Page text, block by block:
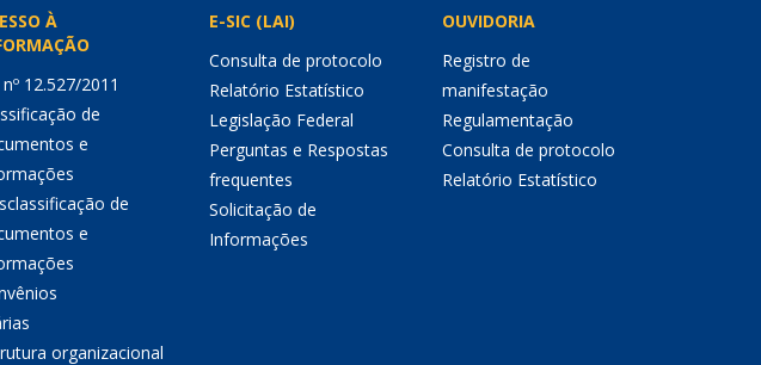
À
12.527/2011
de
e
de
e
organizacional
E-SIC (LAI)
Consulta de protocolo
Relatório Estatístico
Legislação Federal
Perguntas e Respostas
frequentes
Solicitação de
Informações
OUVIDORIA
Registro de
manifestação
Regulamentação
Consulta de protocolo
Relatório Estatístico